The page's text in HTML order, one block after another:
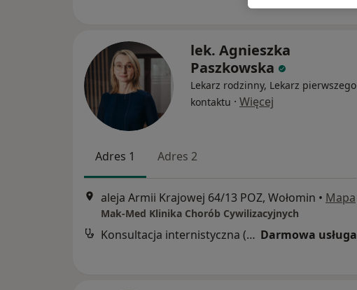
lek. Agnieszka
Paszkowska
Lekarz rodzinny, Lekarz pierwszego
kontaktu · Więcej
Adres 1 Adres 2
aleja Armii Krajowej 64/13 POZ, Wołomin • Mapa
Mak-Med Klinika Chorób Cywilizacyjnych
Konsultacja internistyczna (NFZ) Darmowa usługa